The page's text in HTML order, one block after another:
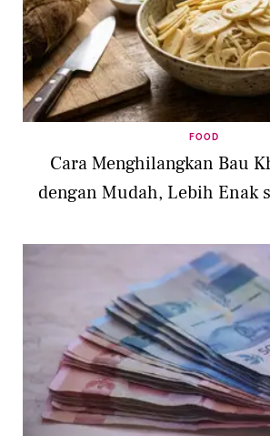
FOOD
Cara Menghilangkan Bau
dengan Mudah, Lebih Enak